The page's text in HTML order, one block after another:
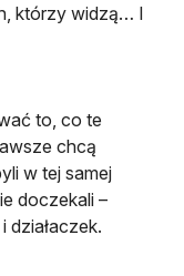
którzy widzą… I
to, co te
chcą
w tej samej
doczekali –
działaczek.